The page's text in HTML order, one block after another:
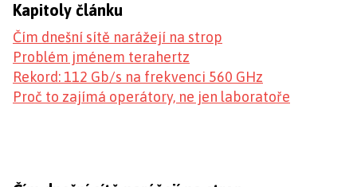
Kapitoly článku
Čím dnešní sítě narážejí na strop
Problém jménem terahertz
Rekord: 112 Gb/s na frekvenci 560 GHz
Proč to zajímá operátory, ne jen laboratoře